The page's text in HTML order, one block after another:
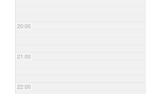
20:00
21:00
22:00